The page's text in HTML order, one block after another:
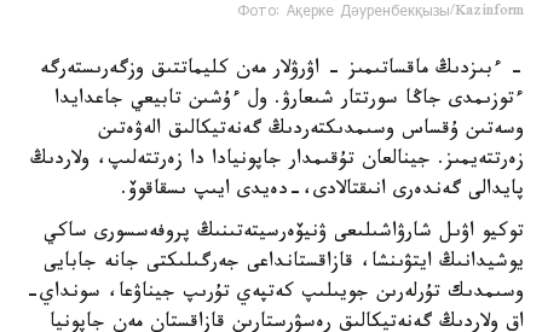
Фото: Ақерке Дәуренбекқызы/Kazinform
- ءبىزدىڭ ماقساتىمىز - اۋرۋلار مەن كليماتتىق وزگەرىستەرگە
ءتوزىمدى جاڭا سورتتار شىعارۋ. ول ءۇشىن تابيعي جاعدايدا
وسەتىن ۇقساس وسىمدىكتەردىڭ گەنەتيكالىق الەۋەتىن
زەرتتەيمىز. جينالعان تۇقىمدار جاپونيادا دا زەرتتەلىپ، ولاردىڭ
پايدالى گەندەرى انىقتالادى،-دەيدى ايىپ ىسقاقوۆ.
توكيو اۋىل شارۋاشىلىعى ۋنيۆەرسيتەتىنىڭ پروفەسسورى ساكي
يوشيدانىڭ ايتۋىنشا، قازاقستانداعى جەرگىلىكتى جانە جابايى
وسىمدىك تۇرلەرىن جويىلىپ كەتپەي تۇرىپ جيناۋعا، سونداي-
اق ولاردىڭ گەنەتيكالىق رەسۋرستارىن قازاقستان مەن جاپونيا